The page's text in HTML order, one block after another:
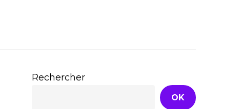
Rechercher
OK